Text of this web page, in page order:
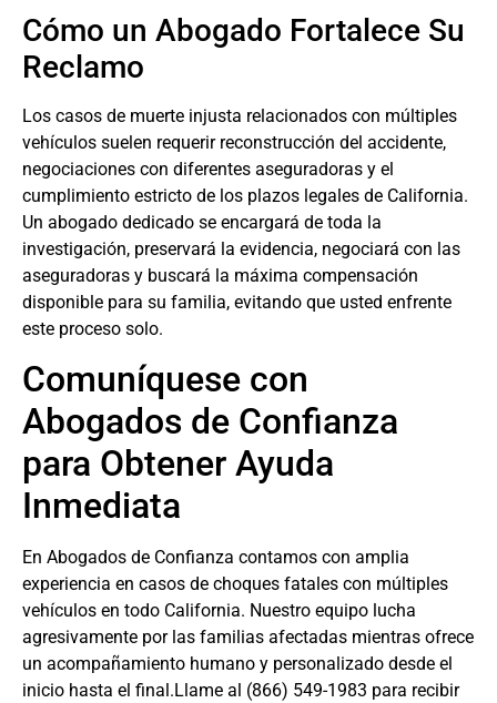
Cómo un Abogado Fortalece Su
Reclamo
Los casos de muerte injusta relacionados con múltiples
vehículos suelen requerir reconstrucción del accidente,
negociaciones con diferentes aseguradoras y el
cumplimiento estricto de los plazos legales de California.
Un abogado dedicado se encargará de toda la
investigación, preservará la evidencia, negociará con las
aseguradoras y buscará la máxima compensación
disponible para su familia, evitando que usted enfrente
este proceso solo.
Comuníquese con
Abogados de Confianza
para Obtener Ayuda
Inmediata
En Abogados de Confianza contamos con amplia
experiencia en casos de choques fatales con múltiples
vehículos en todo California. Nuestro equipo lucha
agresivamente por las familias afectadas mientras ofrece
un acompañamiento humano y personalizado desde el
inicio hasta el final.Llame al (866) 549-1983 para recibir